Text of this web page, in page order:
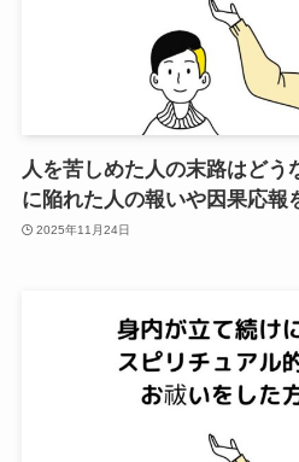
人を苦しめた人の末路はどう
に陥れた人の報いや因果応報
2025年11月24日